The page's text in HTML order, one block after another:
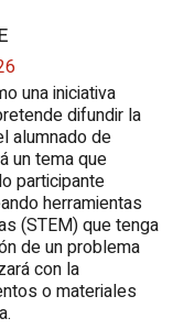
una iniciativa
difundir la
alumnado de
un tema que
participante
herramientas
(STEM) que tenga
de un problema
con la
o materiales